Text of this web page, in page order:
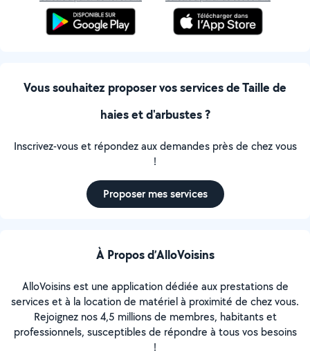
Vous souhaitez proposer vos services de Taille de
haies et d'arbustes ?
Inscrivez-vous et répondez aux demandes près de chez vous
!
Proposer mes services
À Propos d’AlloVoisins
AlloVoisins est une application dédiée aux prestations de
services et à la location de matériel à proximité de chez vous.
Rejoignez nos 4,5 millions de membres, habitants et
professionnels, susceptibles de répondre à tous vos besoins
!